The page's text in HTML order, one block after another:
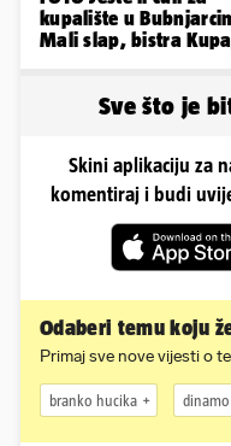
kupalište u
Mali slap, bistra
Sve što je
Skini aplikaciju za
komentiraj i budi
Odaberi temu koju
Primaj sve nove vijesti o
branko hucika dinamo